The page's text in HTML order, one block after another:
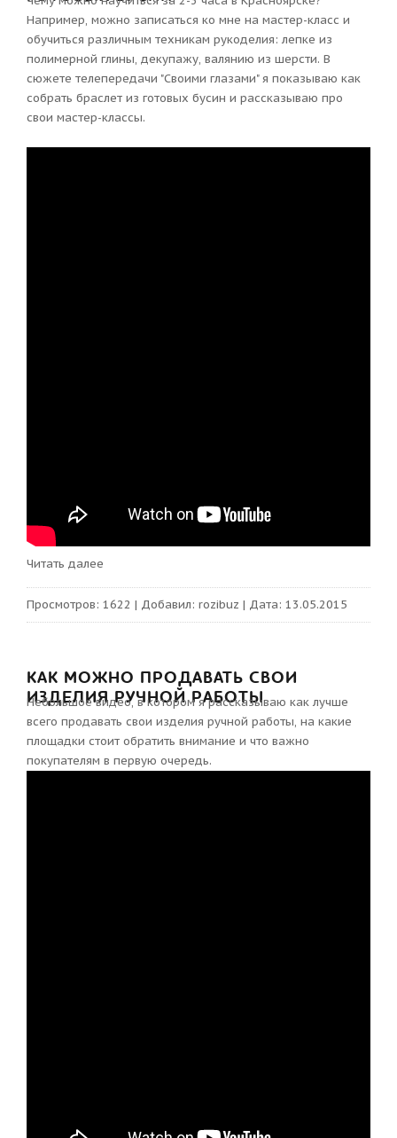
Например, можно записаться ко мне на мастер-класс и
обучиться различным техникам рукоделия: лепке из
полимерной глины, декупажу, валянию из шерсти. В
сюжете телепередачи "Своими глазами" я показываю как
собрать браслет из готовых бусин и рассказываю про
свои мастер-классы.
Читать далее
Просмотров: 1622 | Добавил: rozibuz | Дата: 13.05.2015
КАК МОЖНО ПРОДАВАТЬ СВОИ
ИЗДЕЛИЯ РУЧНОЙ РАБОТЫ
Небольшое видео, в котором я рассказываю как лучше
всего продавать свои изделия ручной работы, на какие
площадки стоит обратить внимание и что важно
покупателям в первую очередь.